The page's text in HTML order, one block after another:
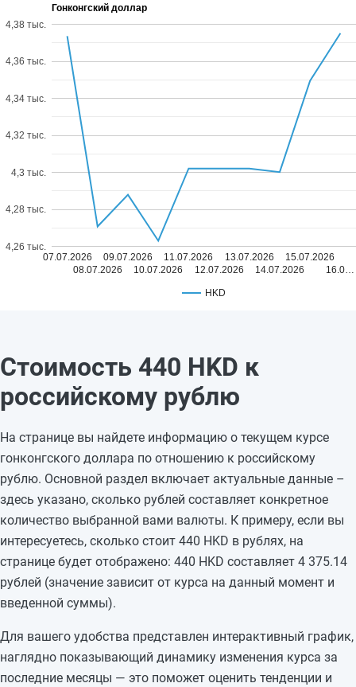
Гонконгский доллар
HKD
07.07.2026
08.07.2026
09.07.2026
10.07.2026
11.07.2026
12.07.2026
13.07.2026
14.07.2026
15.07.2026
16.0…
4,26 тыс.
4,28 тыс.
4,3 тыс.
4,32 тыс.
4,34 тыс.
4,36 тыс.
4,38 тыс.
Стоимость 440 HKD к
российскому рублю
На странице вы найдете информацию о текущем курсе
гонконгского доллара по отношению к российскому
рублю. Основной раздел включает актуальные данные –
здесь указано, сколько рублей составляет конкретное
количество выбранной вами валюты. К примеру, если вы
интересуетесь, сколько стоит 440 HKD в рублях, на
странице будет отображено: 440 HKD составляет 4 375.14
рублей (значение зависит от курса на данный момент и
введенной суммы).
Для вашего удобства представлен интерактивный график,
наглядно показывающий динамику изменения курса за
последние месяцы — это поможет оценить тенденции и